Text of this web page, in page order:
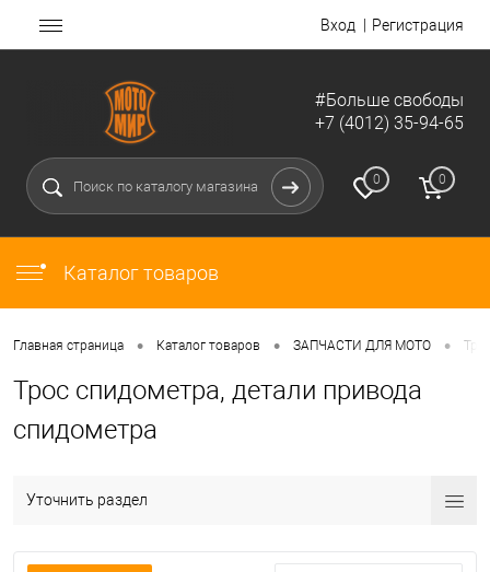
Вход Регистрация
#Больше свободы
+7 (4012) 35-94-65
0 0
Каталог товаров
Главная страница • Каталог товаров • ЗАПЧАСТИ ДЛЯ МОТО •
Трос спидометра, детали привода
спидометра
Уточнить раздел